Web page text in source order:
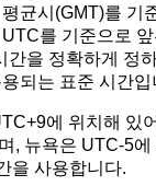
균시(GMT)를 기
를 기준으로 앞
간을 정확하게 정
되는 표준 시간입
에 위치해 있
, 뉴욕은 UTC-5
을 사용합니다.